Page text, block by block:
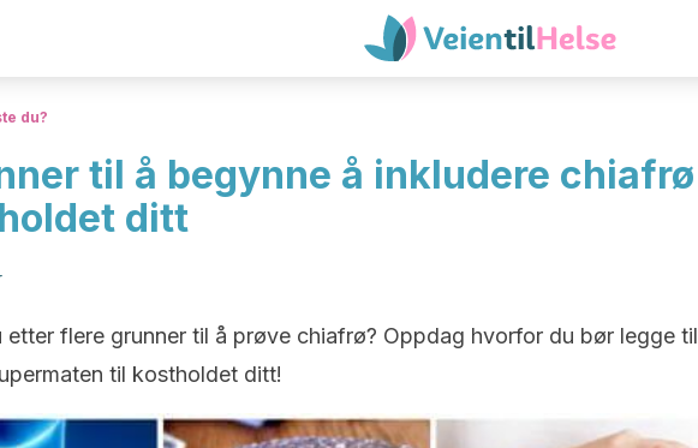
du?
til å begynne å inkludere chiafrø
ditt
etter flere grunner til å prøve chiafrø? Oppdag hvorfor du bør legge til
til kostholdet ditt!